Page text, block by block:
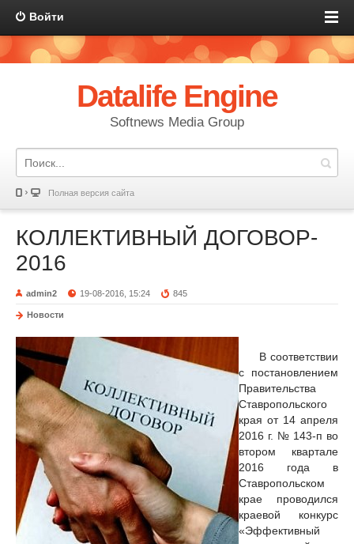
Войти
Datalife Engine
Softnews Media Group
Полная версия сайта
КОЛЛЕКТИВНЫЙ ДОГОВОР-
2016
admin2 19-08-2016, 15:24 845
Новости
В соответствии
с постановлением
Правительства
Ставропольского
края от 14 апреля
2016 г. № 143-п во
втором квартале
2016 года в
Ставропольском
крае проводился
краевой конкурс
«Эффективный